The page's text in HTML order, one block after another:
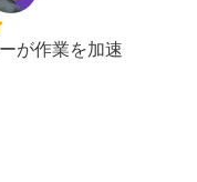
が作業を加速